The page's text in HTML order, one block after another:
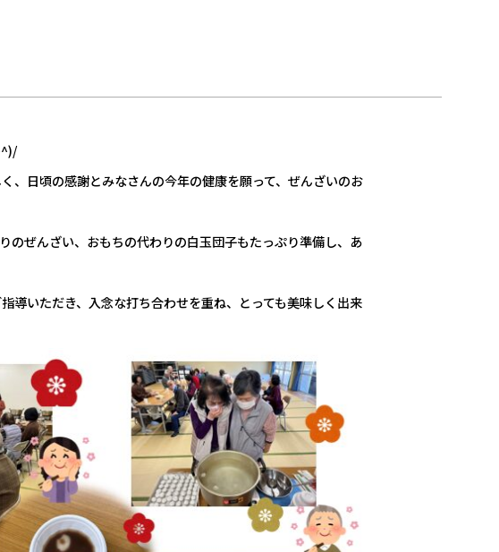
、日頃の感謝とみなさんの今年の健康を願って、ぜんざいのお
のぜんざい、おもちの代わりの白玉団子もたっぷり準備し、あ
導いただき、入念な打ち合わせを重ね、とっても美味しく出来